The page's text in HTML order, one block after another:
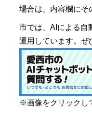
場合は、内容欄にそ
市では、AIによる自
運用しています。ぜ
※画像をクリックし